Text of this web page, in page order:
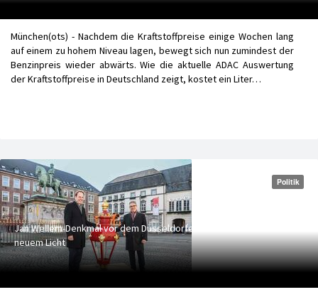
München(ots) - Nachdem die Kraftstoffpreise einige Wochen lang
auf einem zu hohem Niveau lagen, bewegt sich nun zumindest der
Benzinpreis wieder abwärts. Wie die aktuelle ADAC Auswertung
der Kraftstoffpreise in Deutschland zeigt, kostet ein Liter…
Politik
Jan Wellem-Denkmal vor dem Düsseldorfer Rathaus erstrahlt in
neuem Licht